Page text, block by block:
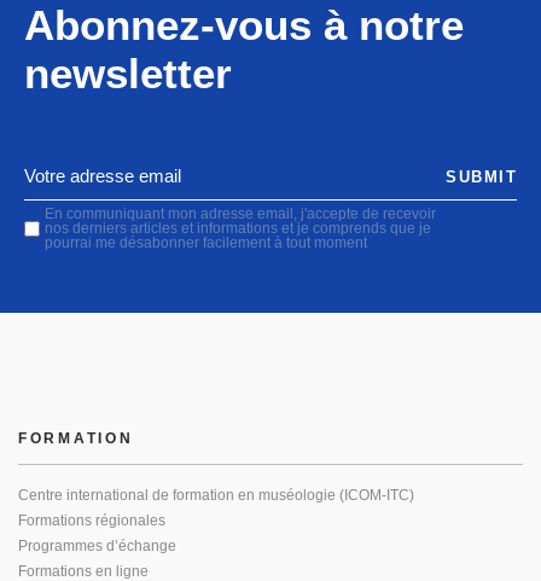
Abonnez-vous à notre
newsletter
En communiquant mon adresse email, j'accepte de recevoir
nos derniers articles et informations et je comprends que je
pourrai me désabonner facilement à tout moment
SUBMIT
FORMATION
Centre international de formation en muséologie (ICOM-ITC)
Formations régionales
Programmes d’échange
Formations en ligne